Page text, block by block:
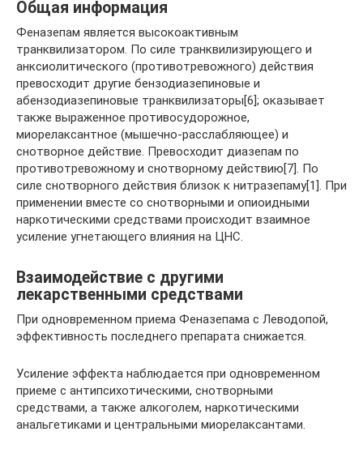
Общая информация
Феназепам является высокоактивным
транквилизатором. По силе транквилизирующего и
анксиолитического (противотревожного) действия
превосходит другие бензодиазепиновые и
абензодиазепиновые транквилизаторы[6]; оказывает
также выраженное противосудорожное,
миорелаксантное (мышечно-расслабляющее) и
снотворное действие. Превосходит диазепам по
противотревожному и снотворному действию[7]. По
силе снотворного действия близок к нитразепаму[1]. При
применении вместе со снотворными и опиоидными
наркотическими средствами происходит взаимное
усиление угнетающего влияния на ЦНС.
Взаимодействие с другими
лекарственными средствами
При одновременном приема Феназепама с Леводопой,
эффективность последнего препарата снижается.
Усиление эффекта наблюдается при одновременном
приеме с антипсихотическими, снотворными
средствами, а также алкоголем, наркотическими
анальгетиками и центральными миорелаксантами.